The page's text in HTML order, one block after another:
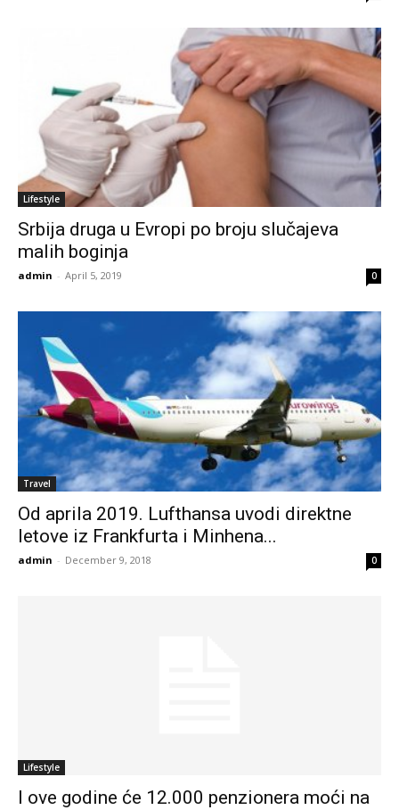
Lifestyle
Srbija druga u Evropi po broju slučajeva
malih boginja
admin - April 5, 2019 0
Travel
Od aprila 2019. Lufthansa uvodi direktne
letove iz Frankfurta i Minhena...
admin - December 9, 2018 0
Lifestyle
I ove godine će 12.000 penzionera moći na